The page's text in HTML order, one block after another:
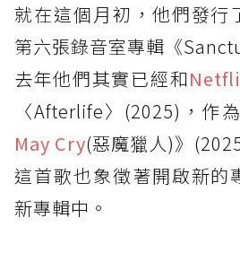
就在這個月初，他們發行
第六張錄音室專輯《
去年他們其實已經和
〈Afterlife〉(2025)，作
May Cry(惡魔獵人)》
這首歌也象徵著開啟新的
新專輯中。